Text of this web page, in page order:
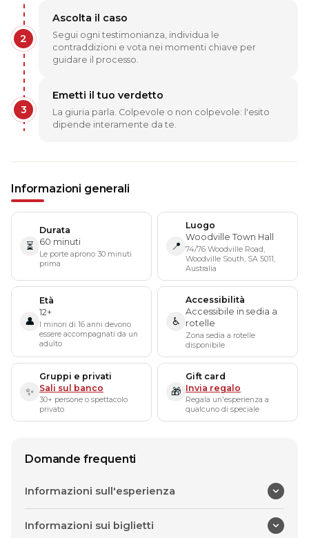
2
Ascolta il caso
Segui ogni testimonianza, individua le
contraddizioni e vota nei momenti chiave per
guidare il processo.
3
Emetti il tuo verdetto
La giuria parla. Colpevole o non colpevole: l'esito
dipende interamente da te.
Informazioni generali
⏳
Durata
60 minuti
Le porte aprono 30 minuti
prima
📍
Luogo
Woodville Town Hall
74/76 Woodville Road,
Woodville South, SA 5011,
Australia
👤
Età
12+
I minori di 16 anni devono
essere accompagnati da un
adulto
♿
Accessibilità
Accessibile in sedia a
rotelle
Zona sedia a rotelle
disponibile
✨
Gruppi e privati
Sali sul banco
30+ persone o spettacolo
privato
🎁
Gift card
Invia regalo
Regala un'esperienza a
qualcuno di speciale
Domande frequenti
Informazioni sull'esperienza
Informazioni sui biglietti